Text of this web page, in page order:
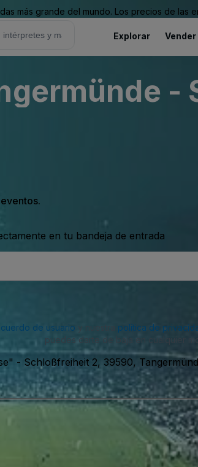
más grande del mundo. Los precios de
Explorar Vender
-
en tu bandeja de entrada
de usuario política de
puedes darte de baja en cualquier
- Schloßfreiheit 2, 39590,